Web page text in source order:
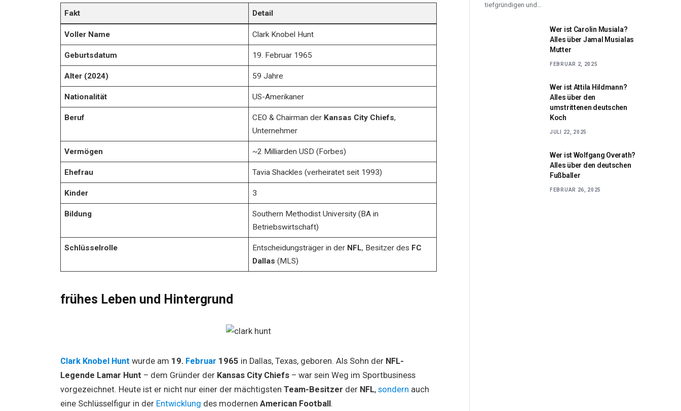
Fakt Detail
Voller Name Clark Knobel Hunt
Geburtsdatum 19. Februar 1965
Alter (2024) 59 Jahre
Nationalität US-Amerikaner
Beruf CEO & Chairman der Kansas City Chiefs,
Unternehmer
Vermögen ~2 Milliarden USD (Forbes)
Ehefrau Tavia Shackles (verheiratet seit 1993)
Kinder 3
Bildung
Southern Methodist University (BA in
Betriebswirtschaft)
Schlüsselrolle Entscheidungsträger in der NFL, Besitzer des FC
Dallas (MLS)
frühes Leben und Hintergrund
Clark Knobel Hunt wurde am 19. Februar 1965 in Dallas, Texas, geboren. Als Sohn der NFL-
Legende Lamar Hunt – dem Gründer der Kansas City Chiefs– war sein Weg im Sportbusiness
vorgezeichnet. Heute ist er nicht nur einer der mächtigsten Team-Besitzer der NFL, sondern auch
eine Schlüsselfigur in der Entwicklung des modernen American Football.
tiefgründigen und…
Wer ist Carolin Musiala?
Alles über Jamal Musialas
Mutter
FEBRUAR 2, 2025
Wer ist Attila Hildmann?
Alles über den
umstrittenen deutschen
Koch
JULI 22, 2025
Wer ist Wolfgang Overath?
Alles über den deutschen
Fußballer
FEBRUAR 26, 2025